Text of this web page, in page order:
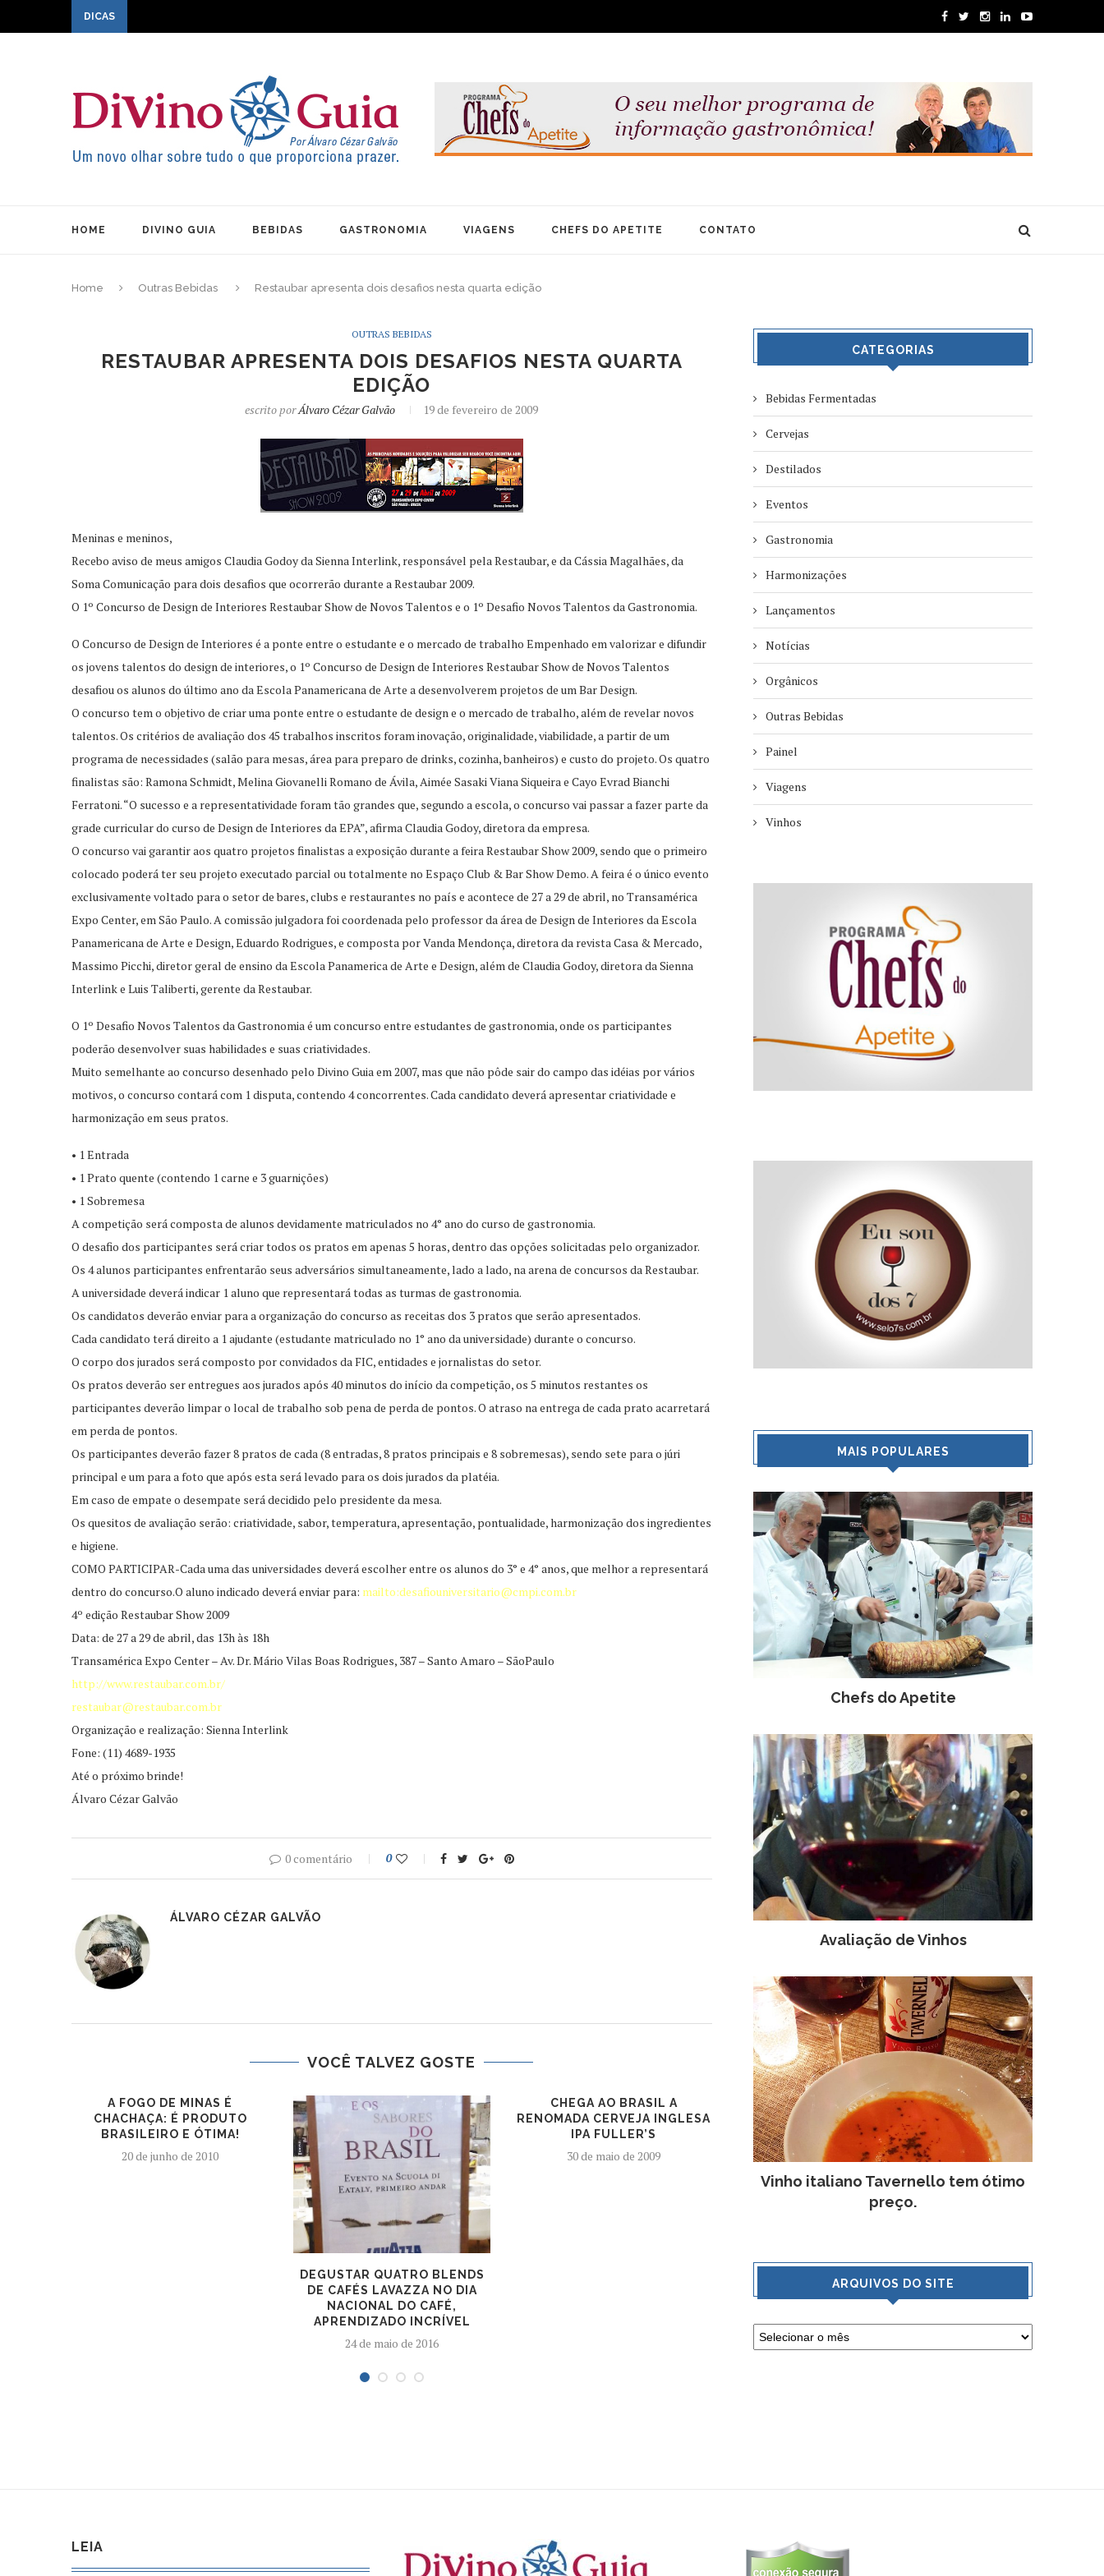
DICAS
HOME DIVINO GUIA BEBIDAS GASTRONOMIA VIAGENS CHEFS DO APETITE CONTATO
Home Outras Bebidas Restaubar apresenta dois desafios nesta quarta edição
OUTRAS BEBIDAS
RESTAUBAR APRESENTA DOIS DESAFIOS NESTA QUARTA
EDIÇÃO
escrito porÁlvaro Cézar Galvão 19 de fevereiro de 2009
Meninas e meninos,
Recebo aviso de meus amigos Claudia Godoy da Sienna Interlink, responsável pela Restaubar, e da Cássia Magalhães, da
Soma Comunicação para dois desafios que ocorrerão durante a Restaubar 2009.
O 1º Concurso de Design de Interiores Restaubar Show de Novos Talentos e o 1º Desafio Novos Talentos da Gastronomia.
O Concurso de Design de Interiores é a ponte entre o estudante e o mercado de trabalho Empenhado em valorizar e difundir
os jovens talentos do design de interiores, o 1º Concurso de Design de Interiores Restaubar Show de Novos Talentos
desafiou os alunos do último ano da Escola Panamericana de Arte a desenvolverem projetos de um Bar Design.
O concurso tem o objetivo de criar uma ponte entre o estudante de design e o mercado de trabalho, além de revelar novos
talentos. Os critérios de avaliação dos 45 trabalhos inscritos foram inovação, originalidade, viabilidade, a partir de um
programa de necessidades (salão para mesas, área para preparo de drinks, cozinha, banheiros) e custo do projeto. Os quatro
finalistas são: Ramona Schmidt, Melina Giovanelli Romano de Ávila, Aimée Sasaki Viana Siqueira e Cayo Evrad Bianchi
Ferratoni. “O sucesso e a representatividade foram tão grandes que, segundo a escola, o concurso vai passar a fazer parte da
grade curricular do curso de Design de Interiores da EPA”, afirma Claudia Godoy, diretora da empresa.
O concurso vai garantir aos quatro projetos finalistas a exposição durante a feira Restaubar Show 2009, sendo que o primeiro
colocado poderá ter seu projeto executado parcial ou totalmente no Espaço Club & Bar Show Demo. A feira é o único evento
exclusivamente voltado para o setor de bares, clubs e restaurantes no país e acontece de 27 a 29 de abril, no Transamérica
Expo Center, em São Paulo. A comissão julgadora foi coordenada pelo professor da área de Design de Interiores da Escola
Panamericana de Arte e Design, Eduardo Rodrigues, e composta por Vanda Mendonça, diretora da revista Casa & Mercado,
Massimo Picchi, diretor geral de ensino da Escola Panamerica de Arte e Design, além de Claudia Godoy, diretora da Sienna
Interlink e Luis Taliberti, gerente da Restaubar.
O 1º Desafio Novos Talentos da Gastronomia é um concurso entre estudantes de gastronomia, onde os participantes
poderão desenvolver suas habilidades e suas criatividades.
Muito semelhante ao concurso desenhado pelo Divino Guia em 2007, mas que não pôde sair do campo das idéias por vários
motivos, o concurso contará com 1 disputa, contendo 4 concorrentes. Cada candidato deverá apresentar criatividade e
harmonização em seus pratos.
• 1 Entrada
• 1 Prato quente (contendo 1 carne e 3 guarnições)
• 1 Sobremesa
A competição será composta de alunos devidamente matriculados no 4° ano do curso de gastronomia.
O desafio dos participantes será criar todos os pratos em apenas 5 horas, dentro das opções solicitadas pelo organizador.
Os 4 alunos participantes enfrentarão seus adversários simultaneamente, lado a lado, na arena de concursos da Restaubar.
A universidade deverá indicar 1 aluno que representará todas as turmas de gastronomia.
Os candidatos deverão enviar para a organização do concurso as receitas dos 3 pratos que serão apresentados.
Cada candidato terá direito a 1 ajudante (estudante matriculado no 1° ano da universidade) durante o concurso.
O corpo dos jurados será composto por convidados da FIC, entidades e jornalistas do setor.
Os pratos deverão ser entregues aos jurados após 40 minutos do início da competição, os 5 minutos restantes os
participantes deverão limpar o local de trabalho sob pena de perda de pontos. O atraso na entrega de cada prato acarretará
em perda de pontos.
Os participantes deverão fazer 8 pratos de cada (8 entradas, 8 pratos principais e 8 sobremesas), sendo sete para o júri
principal e um para a foto que após esta será levado para os dois jurados da platéia.
Em caso de empate o desempate será decidido pelo presidente da mesa.
Os quesitos de avaliação serão: criatividade, sabor, temperatura, apresentação, pontualidade, harmonização dos ingredientes
e higiene.
COMO PARTICIPAR-Cada uma das universidades deverá escolher entre os alunos do 3° e 4° anos, que melhor a representará
dentro do concurso.O aluno indicado deverá enviar para: mailto:desafiouniversitario@cmpi.com.br
4º edição Restaubar Show 2009
Data: de 27 a 29 de abril, das 13h às 18h
Transamérica Expo Center – Av. Dr. Mário Vilas Boas Rodrigues, 387 – Santo Amaro – SãoPaulo
http://www.restaubar.com.br/
restaubar@restaubar.com.br
Organização e realização: Sienna Interlink
Fone: (11) 4689-1935
Até o próximo brinde!
Álvaro Cézar Galvão
0 comentário 0
ÁLVARO CÉZAR GALVÃO
VOCÊ TALVEZ GOSTE
A FOGO DE MINAS É
CHACHAÇA: É PRODUTO
BRASILEIRO E ÓTIMA!
20 de junho de 2010
DEGUSTAR QUATRO BLENDS
DE CAFÉS LAVAZZA NO DIA
NACIONAL DO CAFÉ,
APRENDIZADO INCRÍVEL
24 de maio de 2016
CHEGA AO BRASIL A
RENOMADA CERVEJA INGLESA
IPA FULLER’S
30 de maio de 2009
PRÊMIO PALADAR
4 de dezembro de 2008
FÓRMULA INDY NO
SERVIRÁ PARA
PROMOCIONAL DOS
CATEGORIAS
Bebidas Fermentadas
Cervejas
Destilados
Eventos
Gastronomia
Harmonizações
Lançamentos
Notícias
Orgânicos
Outras Bebidas
Painel
Viagens
Vinhos
MAIS POPULARES
Chefs do Apetite
Avaliação de Vinhos
Vinho italiano Tavernello tem ótimo
preço.
ARQUIVOS DO SITE
LEIA